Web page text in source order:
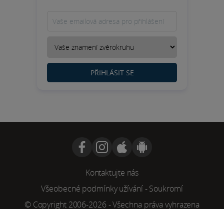
PŘIHLÁSIT SE
Kontaktujte nás
Všeobecné podmínky užívání-Soukromí
© Copyright 2006-2026 - Všechna práva vyhrazena